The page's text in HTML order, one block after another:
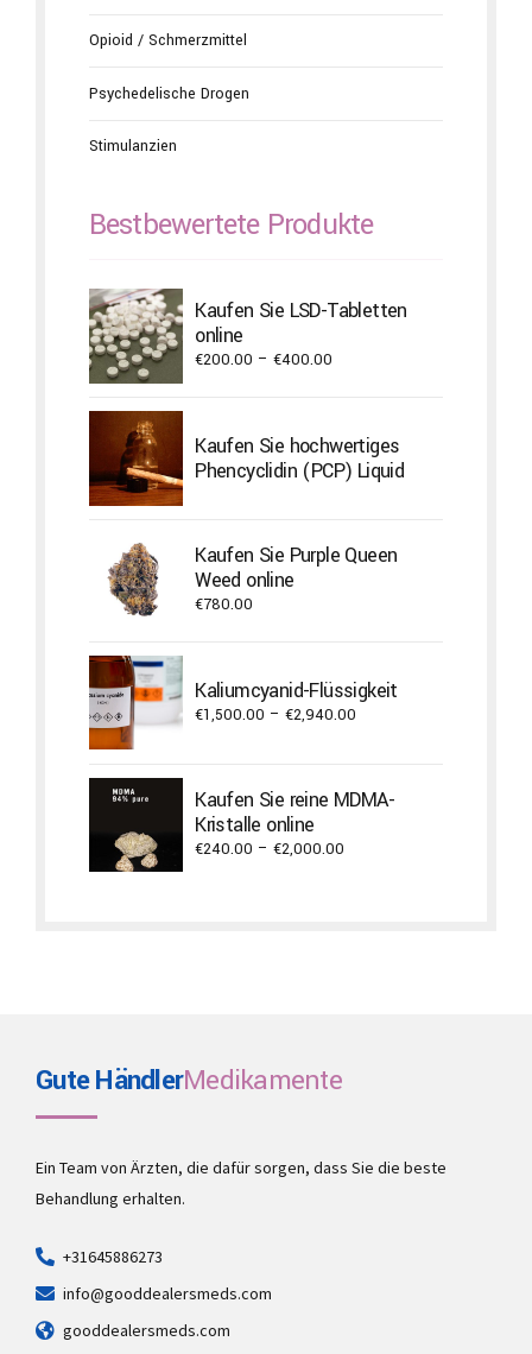
Opioid / Schmerzmittel
Psychedelische Drogen
Stimulanzien
Bestbewertete Produkte
Kaufen Sie LSD-Tabletten
online
€200.00 – €400.00
through
€400.00
Kaufen Sie hochwertiges
Phencyclidin (PCP) Liquid
Kaufen Sie Purple Queen
Weed online
€780.00
Kaliumcyanid-Flüssigkeit
€1,500.00 – €2,940.00
through
€2,940.00
Kaufen Sie reine MDMA-
Kristalle online
€240.00 – €2,000.00
Gute HändlerMedikamente
Ein Team von Ärzten, die dafür sorgen, dass Sie die beste
Behandlung erhalten.
+31645886273
info@gooddealersmeds.com
gooddealersmeds.com